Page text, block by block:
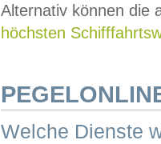
Alternativ können die
höchsten
Welche Dienste